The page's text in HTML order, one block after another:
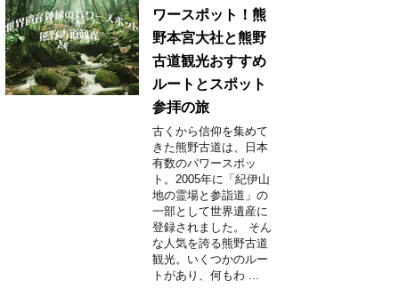
ワースポット！熊
野本宮大社と熊野
古道観光おすすめ
ルートとスポット
参拝の旅
古くから信仰を集めて
きた熊野古道は、日本
有数のパワースポッ
ト。2005年に「紀伊山
地の霊場と参詣道」の
一部として世界遺産に
登録されました。 そん
な人気を誇る熊野古道
観光。いくつかのルー
トがあり、何もわ ...